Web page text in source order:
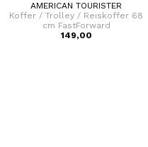
AMERICAN TOURISTER
Koffer / Trolley / Reiskoffer 68
cm FastForward
149,00